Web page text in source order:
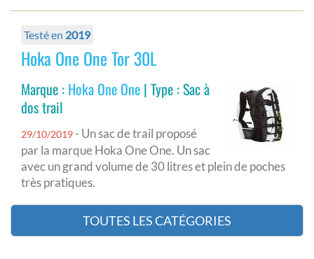
Testé en 2019
Hoka One One Tor 30L
Marque : Hoka One One | Type : Sac à
dos trail
29/10/2019 - Un sac de trail proposé
par la marque Hoka One One. Un sac
avec un grand volume de 30 litres et plein de poches
très pratiques.
TOUTES LES CATÉGORIES